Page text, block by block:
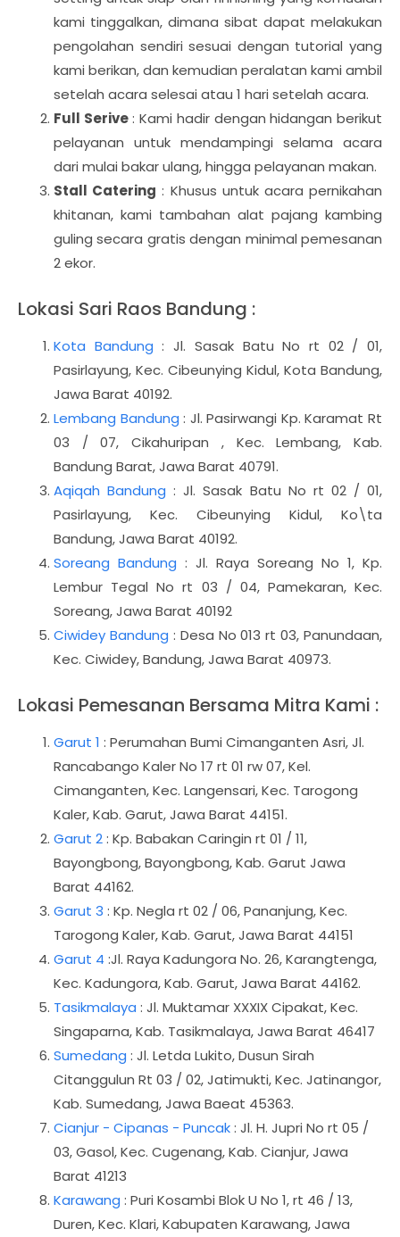
kami tinggalkan, dimana sibat dapat melakukan
pengolahan sendiri sesuai dengan tutorial yang
kami berikan, dan kemudian peralatan kami ambil
setelah acara selesai atau 1 hari setelah acara.
Full Serive: Kami hadir dengan hidangan berikut
pelayanan untuk mendampingi selama acara
dari mulai bakar ulang, hingga pelayanan makan.
Stall Catering : Khusus untuk acara pernikahan
khitanan, kami tambahan alat pajang kambing
guling secara gratis dengan minimal pemesanan
2 ekor.
Lokasi Sari Raos Bandung :
Kota Bandung : Jl. Sasak Batu No rt 02 / 01,
Pasirlayung, Kec. Cibeunying Kidul, Kota Bandung,
Jawa Barat 40192.
Lembang Bandung: Jl. Pasirwangi Kp. Karamat Rt
03 / 07, Cikahuripan , Kec. Lembang, Kab.
Bandung Barat, Jawa Barat 40791.
Aqiqah Bandung : Jl. Sasak Batu No rt 02 / 01,
Pasirlayung, Kec. Cibeunying Kidul, Ko\ta
Bandung, Jawa Barat 40192.
Soreang Bandung : Jl. Raya Soreang No 1, Kp.
Lembur Tegal No rt 03 / 04, Pamekaran, Kec.
Soreang, Jawa Barat 40192
Ciwidey Bandung : Desa No 013 rt 03, Panundaan,
Kec. Ciwidey, Bandung, Jawa Barat 40973.
Lokasi Pemesanan Bersama Mitra Kami :
Garut 1 : Perumahan Bumi Cimanganten Asri, Jl.
Rancabango Kaler No 17 rt 01 rw 07, Kel.
Cimanganten, Kec. Langensari, Kec. Tarogong
Kaler, Kab. Garut, Jawa Barat 44151.
Garut 2: Kp. Babakan Caringin rt 01 / 11,
Bayongbong, Bayongbong, Kab. Garut Jawa
Barat 44162.
Garut 3 : Kp. Negla rt 02 / 06, Pananjung, Kec.
Tarogong Kaler, Kab. Garut, Jawa Barat 44151
Garut 4 :Jl. Raya Kadungora No. 26, Karangtenga,
Kec. Kadungora, Kab. Garut, Jawa Barat 44162.
Tasikmalaya : Jl. Muktamar XXXIX Cipakat, Kec.
Singaparna, Kab. Tasikmalaya, Jawa Barat 46417
Sumedang : Jl. Letda Lukito, Dusun Sirah
Citanggulun Rt 03 / 02, Jatimukti, Kec. Jatinangor,
Kab. Sumedang, Jawa Baeat 45363.
Cianjur - Cipanas - Puncak: Jl. H. Jupri No rt 05 /
03, Gasol, Kec. Cugenang, Kab. Cianjur, Jawa
Barat 41213
Karawang : Puri Kosambi Blok U No 1, rt 46 / 13,
Duren, Kec. Klari, Kabupaten Karawang, Jawa